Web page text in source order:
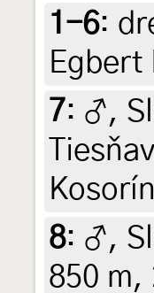
1-6:
Egbert
7: ♂,
8: ♂,
850